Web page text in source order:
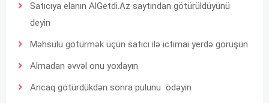
Satıcıya elanın AlGetdi.Az saytından götürüldüyünü
deyin
Məhsulu götürmək üçün satıcı ilə ictimai yerdə görüşün
Almadan əvvəl onu yoxlayın
Ancaq götürdükdən sonra pulunu ödəyin